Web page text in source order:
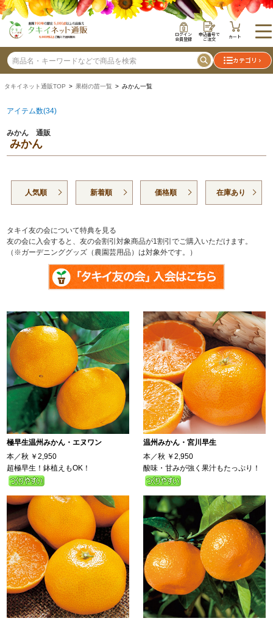
ログイン
会員登録
申込番号で
ご注文 カート
カテゴリ
タキイネット通販TOP > 果樹の苗一覧 > みかん一覧
アイテム数(34)
みかん 通販
みかん
人気順 新着順 価格順 在庫あり
タキイ友の会について特典を見る
友の会に入会すると、友の会割引対象商品が1割引でご購入いただけます。
（※ガーデニンググッズ（農園芸用品）は対象外です。）
極早生温州みかん・エヌワン
本／秋 ￥2,950
超極早生！鉢植えもOK！
温州みかん・宮川早生
本／秋 ￥2,950
酸味・甘みが強く果汁もたっぷり！